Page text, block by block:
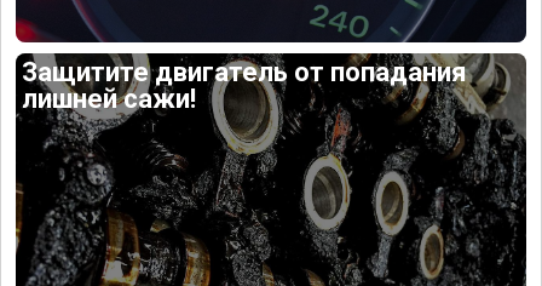
Защитите двигатель от попадания
лишней сажи!